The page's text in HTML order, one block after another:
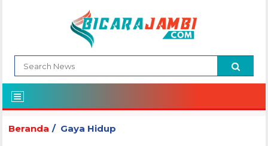
Beranda Gaya Hidup